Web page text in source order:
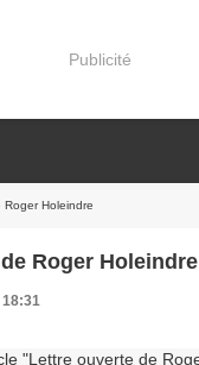
Publicité
Holeindre
Roger Holeindre
18:31